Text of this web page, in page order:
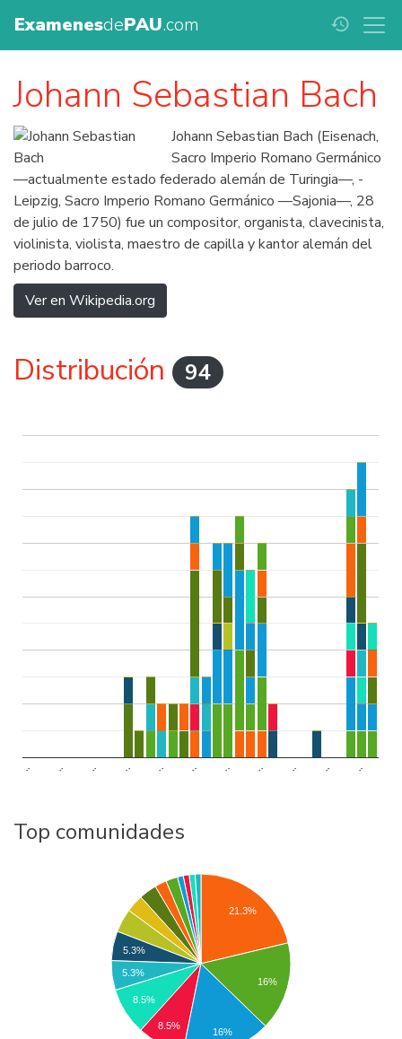
ExamenesdePAU.com history
Johann Sebastian Bach
Johann Sebastian Bach (Eisenach,
Sacro Imperio Romano Germánico
—actualmente estado federado alemán de Turingia—, -
Leipzig, Sacro Imperio Romano Germánico —Sajonia—, 28
de julio de 1750) fue un compositor, organista, clavecinista,
violinista, violista, maestro de capilla y kantor alemán del
periodo barroco.
Ver en Wikipedia.org
Distribución 94
.. .. .. .. .. .. .. .. .. .. ..
Top comunidades
21.3%
16%
5.3%
5.3%
8.5%
8.5%
16%